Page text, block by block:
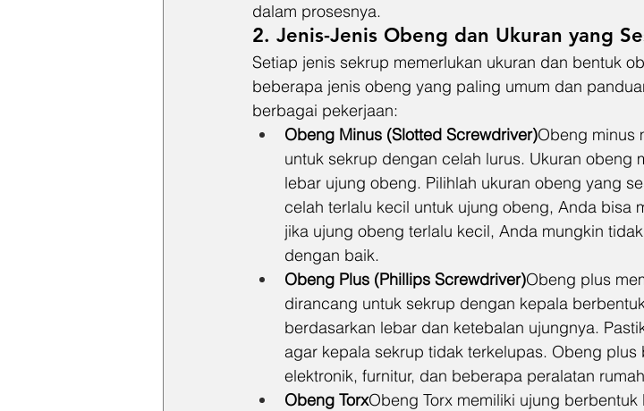
dalam prosesnya.
2. Jenis-Jenis Obeng dan Ukuran yang
Setiap jenis sekrup memerlukan ukuran dan bentuk
beberapa jenis obeng yang paling umum dan
berbagai pekerjaan:
Obeng Minus (Slotted Screwdriver)Obeng minus
untuk sekrup dengan celah lurus. Ukuran obeng
lebar ujung obeng. Pilihlah ukuran obeng yang
celah terlalu kecil untuk ujung obeng, Anda bisa
jika ujung obeng terlalu kecil, Anda mungkin
dengan baik.
Obeng Plus (Phillips Screwdriver)Obeng plus
dirancang untuk sekrup dengan kepala
berdasarkan lebar dan ketebalan ujungnya.
agar kepala sekrup tidak terkelupas. Obeng
elektronik, furnitur, dan beberapa peralatan
Obeng TorxObeng Torx memiliki ujung